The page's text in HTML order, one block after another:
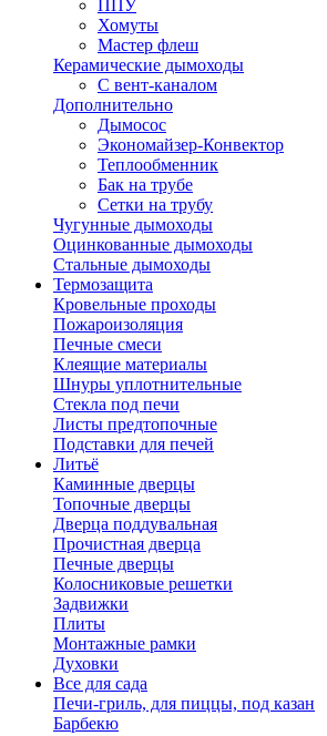
ППУ
Хомуты
Мастер флеш
Керамические дымоходы
С вент-каналом
Дополнительно
Дымосос
Экономайзер-Конвектор
Теплообменник
Бак на трубе
Сетки на трубу
Чугунные дымоходы
Оцинкованные дымоходы
Стальные дымоходы
Термозащита
Кровельные проходы
Пожароизоляция
Печные смеси
Клеящие материалы
Шнуры уплотнительные
Стекла под печи
Листы предтопочные
Подставки для печей
Литьё
Каминные дверцы
Топочные дверцы
Дверца поддувальная
Прочистная дверца
Печные дверцы
Колосниковые решетки
Задвижки
Плиты
Монтажные рамки
Духовки
Все для сада
Печи-гриль, для пиццы, под казан
Барбекю